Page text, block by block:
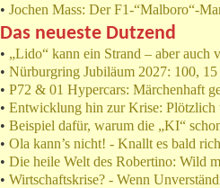
• Jochen Mass: Der F1-“Malboro“-
Das neueste Dutzend
• „Lido“ kann ein Strand – aber auch
• Nürburgring Jubiläum 2027: 100, 15
• P72 & 01 Hypercars: Märchenhaft
• Entwicklung hin zur Krise: Plötzlich
• Beispiel dafür, warum die „KI“
• Ola kann’s nicht! - Knallt es bald
• Die heile Welt des Robertino: Wild
• Wirtschaftskrise? - Wenn